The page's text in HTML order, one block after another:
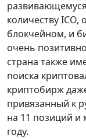
количеству ICO,
блокчейном, и
очень
страна также
поиска
криптобирж
привязанный к
на 11 позиций и
году.